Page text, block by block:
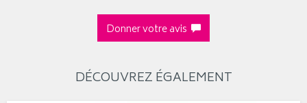
Donner votre avis
DÉCOUVREZ ÉGALEMENT